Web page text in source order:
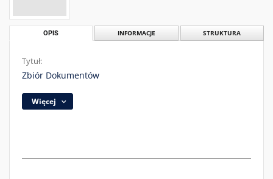
OPIS INFORMACJE STRUKTURA
Tytuł:
Zbiór Dokumentów
Więcej